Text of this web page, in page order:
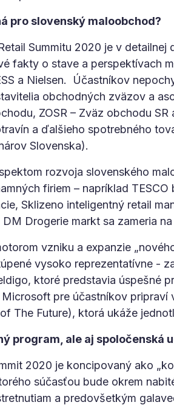
pro slovenský maloobchod?
Summitu 2020 je v
fakty o stave a perspektívach
a Nielsen. Účastníkov
obchodných zväzov a
ZOSR – Zväz obchodu
a ďalšieho spotrebného
Slovenska).
rozvoja slovenského
firiem – napríklad
Sklizeno inteligentný retail
Drogerie markt sa zameria
vzniku a expanzie
vysoko reprezentatívne -
ktoré predstavia úspešné
pre účastníkov
The Future), ktorá ukáže
program, ale aj spoločenská
2020 je koncipovaný ako
súčasťou bude okrem
a predovšetkým